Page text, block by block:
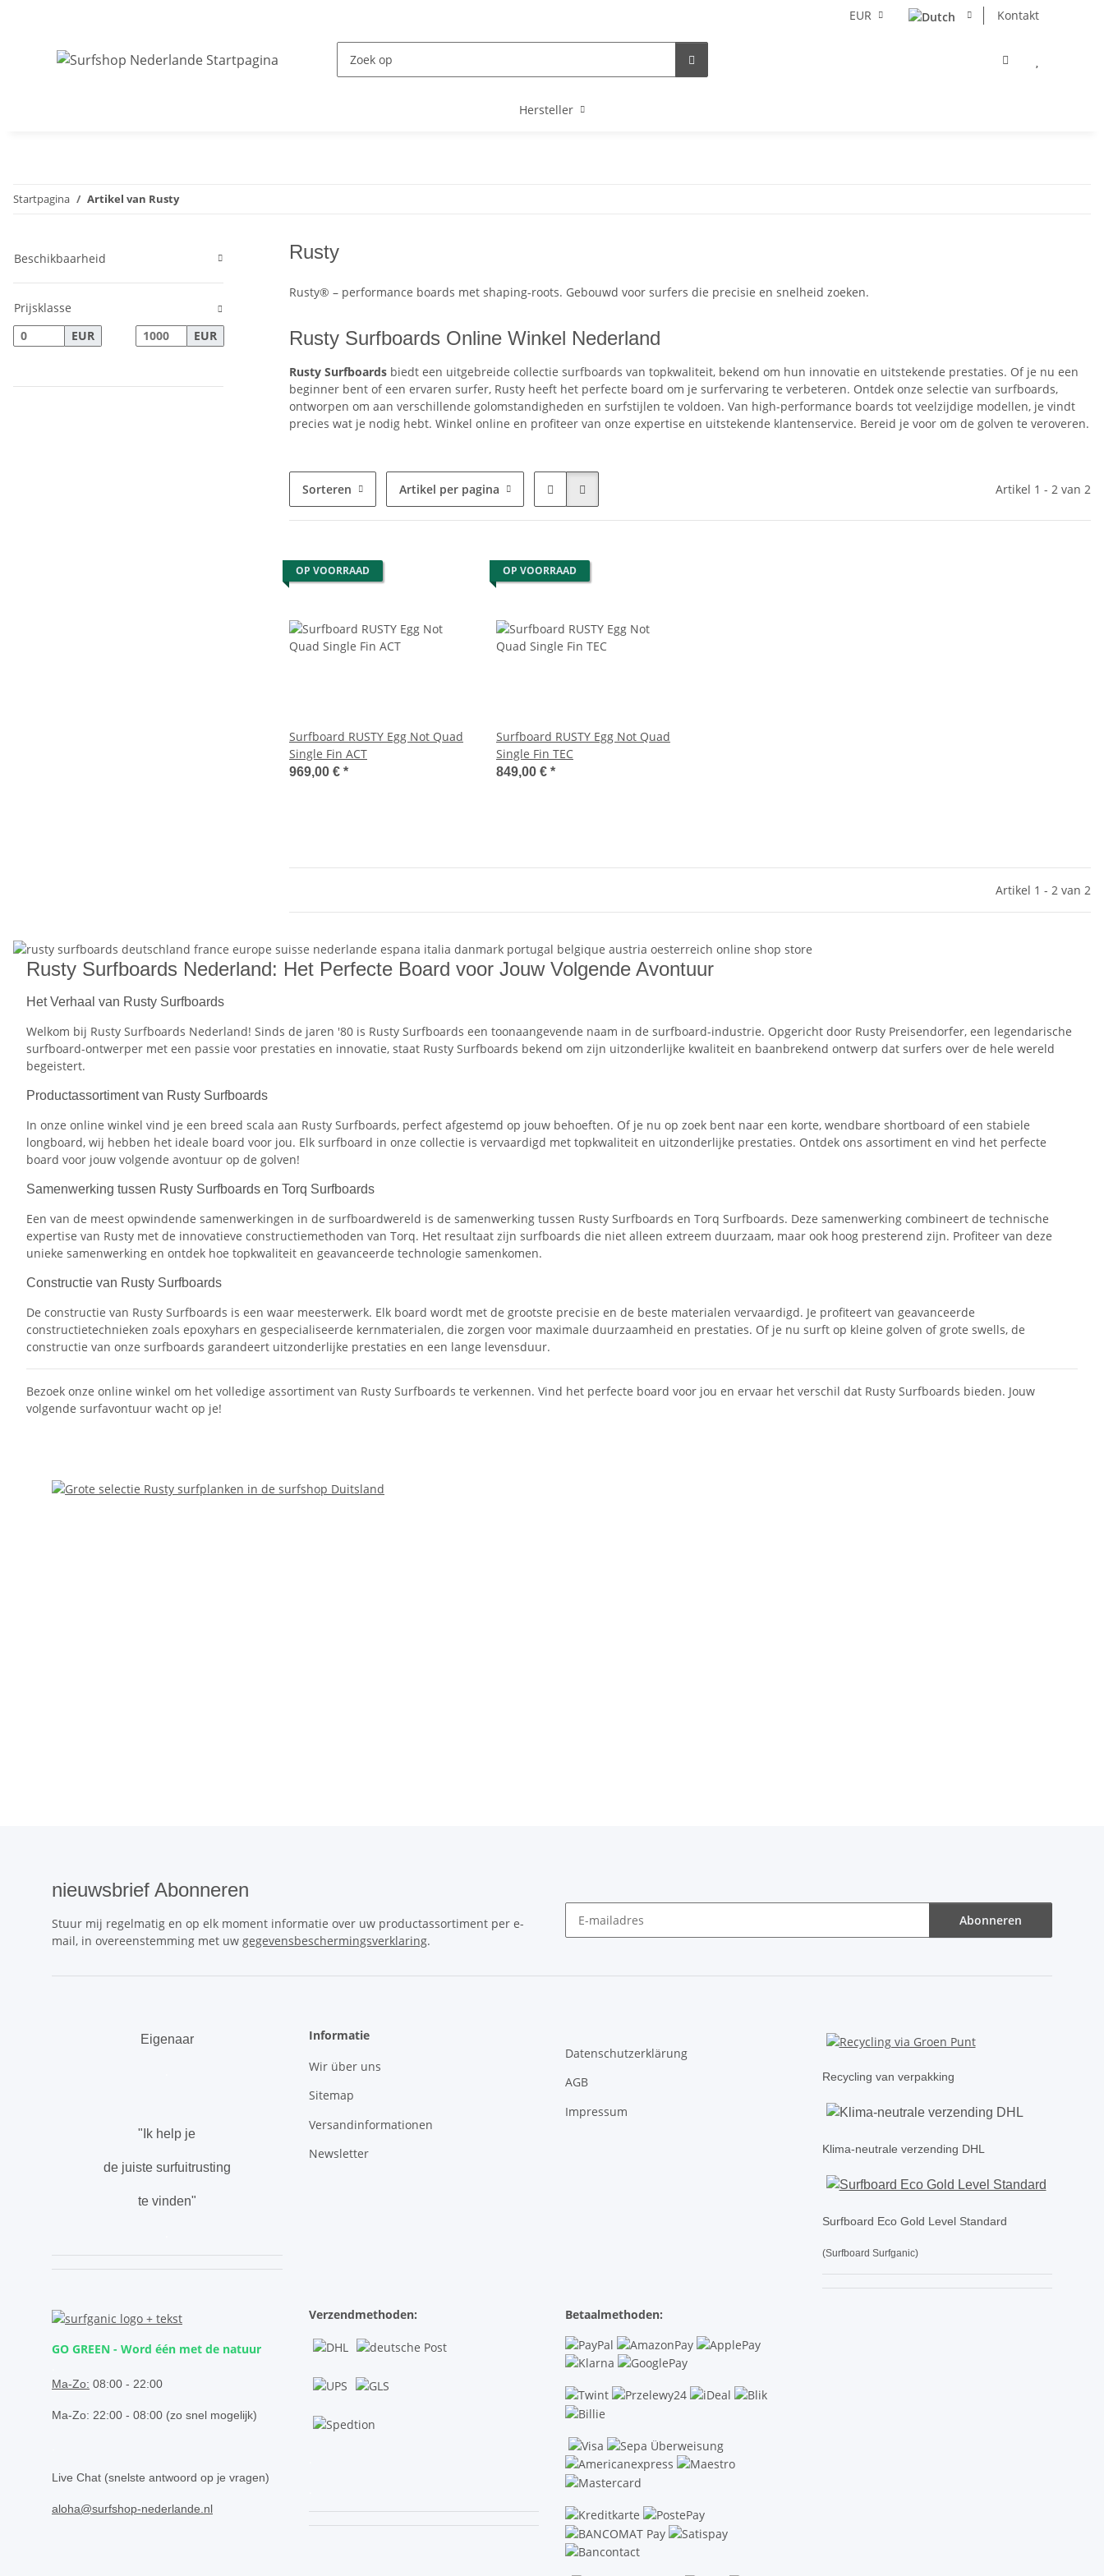
EUR Kontakt
Hersteller
Startpagina Artikel van Rusty
Rusty
Rusty® – performance boards met shaping-roots. Gebouwd voor surfers die precisie en snelheid zoeken.
Rusty Surfboards Online Winkel Nederland
Rusty Surfboards biedt een uitgebreide collectie surfboards van topkwaliteit, bekend om hun innovatie en uitstekende prestaties. Of je nu een
beginner bent of een ervaren surfer, Rusty heeft het perfecte board om je surfervaring te verbeteren. Ontdek onze selectie van surfboards,
ontworpen om aan verschillende golomstandigheden en surfstijlen te voldoen. Van high-performance boards tot veelzijdige modellen, je vindt
precies wat je nodig hebt. Winkel online en profiteer van onze expertise en uitstekende klantenservice. Bereid je voor om de golven te veroveren.
Sorteren Artikel per pagina Artikel 1 - 2 van 2
OP VOORRAAD
Surfboard RUSTY Egg Not Quad
Single Fin ACT
969,00 € *
OP VOORRAAD
Surfboard RUSTY Egg Not Quad
Single Fin TEC
849,00 € *
Artikel 1 - 2 van 2
Beschikbaarheid
Prijsklasse
EUR
EUR
Rusty Surfboards Nederland: Het Perfecte Board voor Jouw Volgende Avontuur
Het Verhaal van Rusty Surfboards
Welkom bij Rusty Surfboards Nederland! Sinds de jaren '80 is Rusty Surfboards een toonaangevende naam in de surfboard-industrie. Opgericht door Rusty Preisendorfer, een legendarische
surfboard-ontwerper met een passie voor prestaties en innovatie, staat Rusty Surfboards bekend om zijn uitzonderlijke kwaliteit en baanbrekend ontwerp dat surfers over de hele wereld
begeistert.
Productassortiment van Rusty Surfboards
In onze online winkel vind je een breed scala aan Rusty Surfboards, perfect afgestemd op jouw behoeften. Of je nu op zoek bent naar een korte, wendbare shortboard of een stabiele
longboard, wij hebben het ideale board voor jou. Elk surfboard in onze collectie is vervaardigd met topkwaliteit en uitzonderlijke prestaties. Ontdek ons assortiment en vind het perfecte
board voor jouw volgende avontuur op de golven!
Samenwerking tussen Rusty Surfboards en Torq Surfboards
Een van de meest opwindende samenwerkingen in de surfboardwereld is de samenwerking tussen Rusty Surfboards en Torq Surfboards. Deze samenwerking combineert de technische
expertise van Rusty met de innovatieve constructiemethoden van Torq. Het resultaat zijn surfboards die niet alleen extreem duurzaam, maar ook hoog presterend zijn. Profiteer van deze
unieke samenwerking en ontdek hoe topkwaliteit en geavanceerde technologie samenkomen.
Constructie van Rusty Surfboards
De constructie van Rusty Surfboards is een waar meesterwerk. Elk board wordt met de grootste precisie en de beste materialen vervaardigd. Je profiteert van geavanceerde
constructietechnieken zoals epoxyhars en gespecialiseerde kernmaterialen, die zorgen voor maximale duurzaamheid en prestaties. Of je nu surft op kleine golven of grote swells, de
constructie van onze surfboards garandeert uitzonderlijke prestaties en een lange levensduur.
Bezoek onze online winkel om het volledige assortiment van Rusty Surfboards te verkennen. Vind het perfecte board voor jou en ervaar het verschil dat Rusty Surfboards bieden. Jouw
volgende surfavontuur wacht op je!
nieuwsbrief Abonneren
Stuur mij regelmatig en op elk moment informatie over uw productassortiment per e-
mail, in overeenstemming met uw gegevensbeschermingsverklaring.
Abonneren
Eigenaar
"Ik help je
de juiste surfuitrusting
te vinden"
Informatie
Wir über uns
Sitemap
Versandinformationen
Newsletter
Datenschutzerklärung
AGB
Impressum
Recycling van verpakking
Klima-neutrale verzending DHL
Surfboard Eco Gold Level Standard
(Surfboard Surfganic)
GO GREEN - Word één met de natuur
Ma-Zo: 08:00 - 22:00
Ma-Zo: 22:00 - 08:00 (zo snel mogelijk)
Live Chat (snelste antwoord op je vragen)
aloha@surfshop-nederlande.nl
Verzendmethoden: Betaalmethoden: